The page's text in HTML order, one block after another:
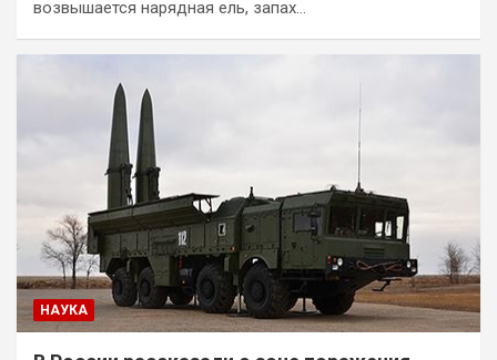
возвышается нарядная ель, запах…
НАУКА